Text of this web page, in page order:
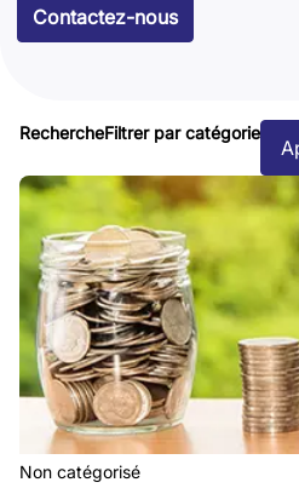
Contactez-nous
RechercheFiltrer par catégorie
Non catégorisé